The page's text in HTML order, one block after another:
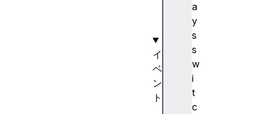
a
y
s
s
w
i
t
c
イ
ベ
ン
ト